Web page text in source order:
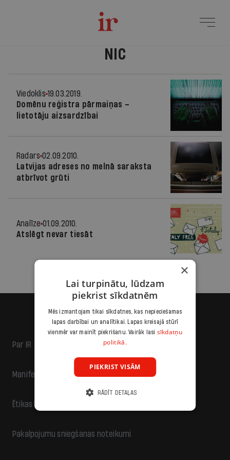
NIC
Viedoklis 19.03.2019.
Domēnu reģistra pārmaiņas –
lietotāju aizsardzībai
Radars 02.09.2010.
Latvijas adreses no melnā saraksta
atbrīvot grūti
Analīze 01.09.2010.
Atslēgt nevar tiesāt
Par IR
Manifests
Ētikas kodekss
Pakalpojumu sniegšanas noteikumi
×
Lai turpinātu, lūdzam
piekrist sīkdatnēm
Mēs izmantojam tikai sīkdatnes, kas nepieciešamas
lapas darbībai un analītikai. Lapas kreisajā stūrī
vienmēr var mainīt piekrišanu. Vairāk lasi sīkdatņu
politikā.
PIEKRIST VISĀM
RĀDĪT DETAĻAS